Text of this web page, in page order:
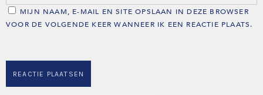
MIJN NAAM, E-MAIL EN SITE OPSLAAN IN DEZE BROWSER
VOOR DE VOLGENDE KEER WANNEER IK EEN REACTIE PLAATS.